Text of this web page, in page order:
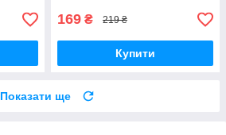
169 ₴ 219 ₴
Купити
Показати ще